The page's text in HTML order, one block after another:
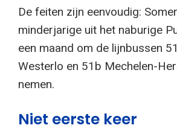
De feiten zijn eenvoudig:
minderjarige uit het naburige
een maand om de lijnbussen
Westerlo en 51b Mechelen-
nemen.
Niet eerste keer